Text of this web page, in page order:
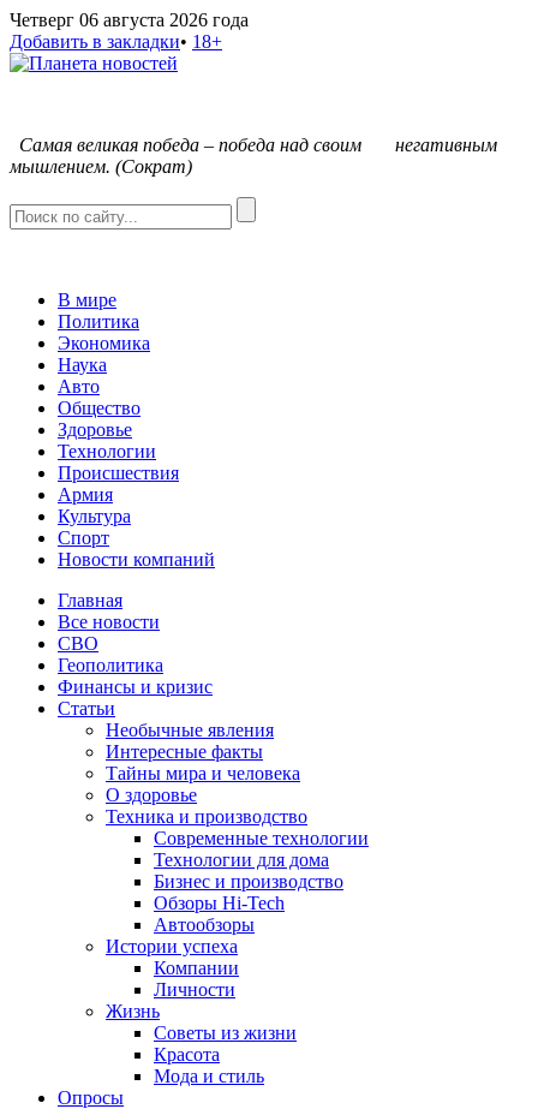
Четверг 06 августа 2026 года
Добавить в закладки• 18+
Самая великая победа – победа над своим негативным
мышлением. (Сократ)
В мире
Политика
Экономика
Наука
Авто
Общество
Здоровье
Технологии
Происшествия
Армия
Культура
Спорт
Новости компаний
Главная
Все новости
СВО
Геополитика
Финансы и кризис
Статьи
Необычные явления
Интересные факты
Тайны мира и человека
О здоровье
Техника и производство
Современные технологии
Технологии для дома
Бизнес и производство
Обзоры Hi-Tech
Автообзоры
Истории успеха
Компании
Личности
Жизнь
Советы из жизни
Красота
Мода и стиль
Опросы